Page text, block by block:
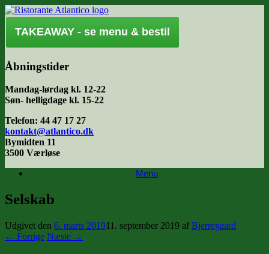
Gå
til
indhold
TAKEAWAY - se menu & bestil
Åbningstider
Mandag-lørdag kl. 12-22
Søn- helligdage kl. 15-22
Telefon: 44 47 17 27
kontakt@atlantico.dk
Bymidten 11
3500 Værløse
Menu
Selskab
Udgivet den 6. marts 201911. september 2019 afBjerregaard
← Forrige Næste →